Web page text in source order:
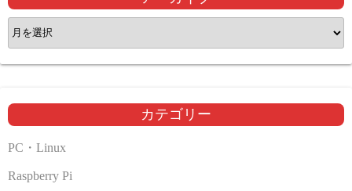
ア
ー
カ
ブ
カテゴリー
PC・Linux
Raspberry Pi